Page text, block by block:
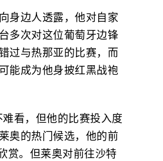
身边人透露，他对自家
多次对这位葡萄牙边锋
过与热那亚的比赛，而
能成为他身披红黑战袍
看，但他的比赛投入度
奥的热门候选，他的前
赏。但莱奥对前往沙特